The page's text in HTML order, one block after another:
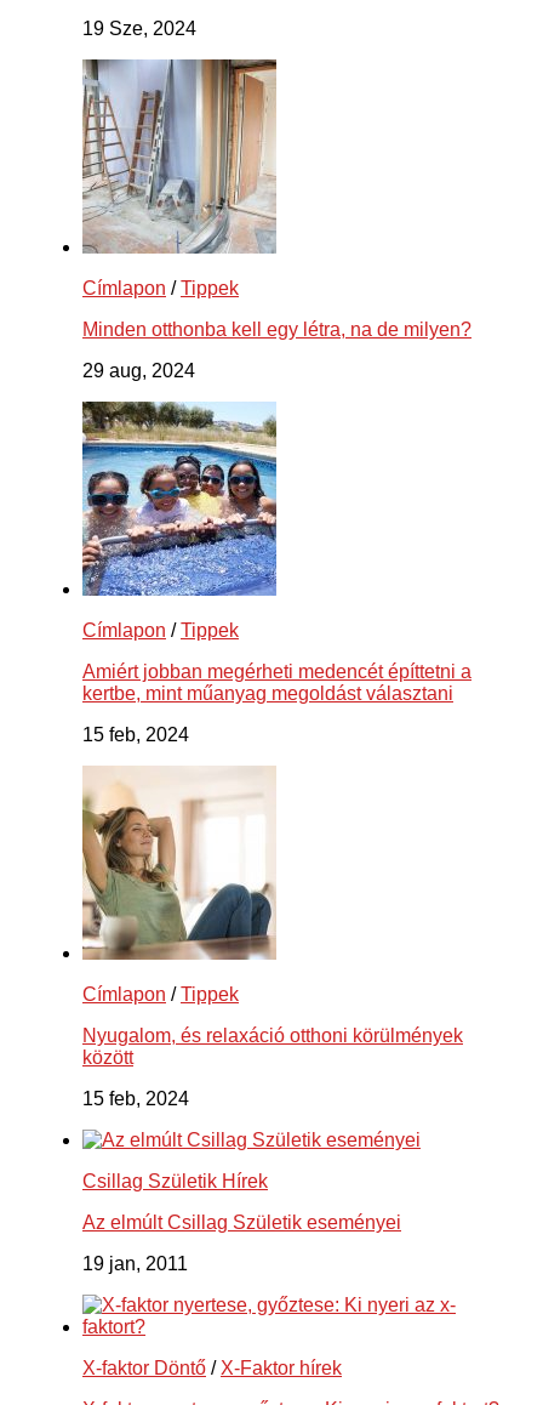
19 Sze, 2024
Címlapon /Tippek
Minden otthonba kell egy létra, na de milyen?
29 aug, 2024
Címlapon /Tippek
Amiért jobban megérheti medencét építtetni a
kertbe, mint műanyag megoldást választani
15 feb, 2024
Címlapon /Tippek
Nyugalom, és relaxáció otthoni körülmények
között
15 feb, 2024
Csillag Születik Hírek
Az elmúlt Csillag Születik eseményei
19 jan, 2011
X-faktor Döntő / X-Faktor hírek